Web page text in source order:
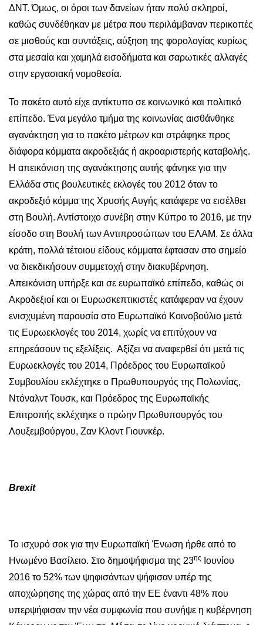
ΔΝΤ. Όμως, οι όροι των δανείων ήταν πολύ σκληροί,
καθώς συνδέθηκαν με μέτρα που περιλάμβαναν περικοπές
σε μισθούς και συντάξεις, αύξηση της φορολογίας κυρίως
στα μεσαία και χαμηλά εισοδήματα και σαρωτικές αλλαγές
στην εργασιακή νομοθεσία.
Το πακέτο αυτό είχε αντίκτυπο σε κοινωνικό και πολιτικό
επίπεδο. Ένα μεγάλο τμήμα της κοινωνίας αισθάνθηκε
αγανάκτηση για το πακέτο μέτρων και στράφηκε προς
διάφορα κόμματα ακροδεξιάς ή ακροαριστερής καταβολής.
Η απεικόνιση της αγανάκτησης αυτής φάνηκε για την
Ελλάδα στις βουλευτικές εκλογές του 2012 όταν το
ακροδεξιό κόμμα της Χρυσής Αυγής κατάφερε να εισέλθει
στη Βουλή. Αντίστοιχο συνέβη στην Κύπρο το 2016, με την
είσοδο στη Βουλή των Αντιπροσώπων του ΕΛΑΜ. Σε άλλα
κράτη, πολλά τέτοιου είδους κόμματα έφτασαν στο σημείο
να διεκδικήσουν συμμετοχή στην διακυβέρνηση.
Απεικόνιση υπήρξε και σε ευρωπαϊκό επίπεδο, καθώς οι
Ακροδεξιοί και οι Ευρωσκεπτικιστές κατάφεραν να έχουν
ενισχυμένη παρουσία στο Ευρωπαϊκό Κοινοβούλιο μετά
τις Ευρωεκλογές του 2014, χωρίς να επιτύχουν να
επηρεάσουν τις εξελίξεις. Αξίζει να αναφερθεί ότι μετά τις
Ευρωεκλογές του 2014, Πρόεδρος του Ευρωπαϊκού
Συμβουλίου εκλέχτηκε ο Πρωθυπουργός της Πολωνίας,
Ντόναλντ Τουσκ, και Πρόεδρος της Ευρωπαϊκής
Επιτροπής εκλέχτηκε ο πρώην Πρωθυπουργός του
Λουξεμβούργου, Ζαν Κλοντ Γιουνκέρ.
Brexit
Το ισχυρό σοκ για την Ευρωπαϊκή Ένωση ήρθε από το
Ηνωμένο Βασίλειο. Στο δημοψήφισμα της 23ης
Ιουνίου
2016 το 52% των ψηφισάντων ψήφισαν υπέρ της
αποχώρησης της χώρας από την ΕΕ έναντι 48% που
υπερψήφισαν την νέα συμφωνία που συνήψε η κυβέρνηση